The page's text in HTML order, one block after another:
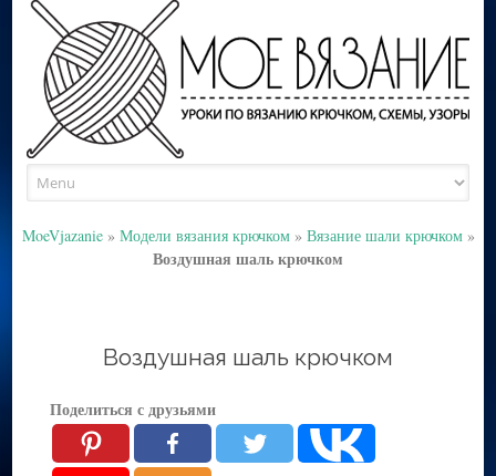
to
MoeVjazanie» Модели вязания крючком» Вязание шали крючком»
Воздушная шаль крючком
Воздушная шаль крючком
Поделиться с друзьями